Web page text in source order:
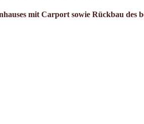
mit Carport sowie Rückbau des